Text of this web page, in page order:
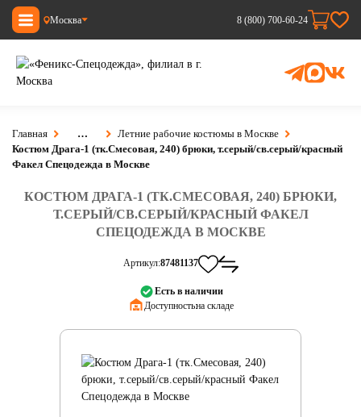
Москва 8 (800) 700-60-24
Главная …
Летние рабочие костюмы в Москве
Костюм Драга-1 (тк.Смесовая, 240) брюки, т.серый/св.серый/красный
Факел Спецодежда в Москве
КОСТЮМ ДРАГА-1 (ТК.СМЕСОВАЯ, 240) БРЮКИ,
Т.СЕРЫЙ/СВ.СЕРЫЙ/КРАСНЫЙ ФАКЕЛ
СПЕЦОДЕЖДА В МОСКВЕ
Артикул:87481137
Есть в наличии
Доступность:на складе